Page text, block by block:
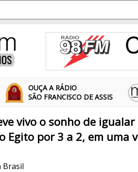
OUÇA A RÁDIO
SÃO FRANCISCO DE ASSIS
vivo o sonho de
Egito por 3 a 2, em uma
Brasil